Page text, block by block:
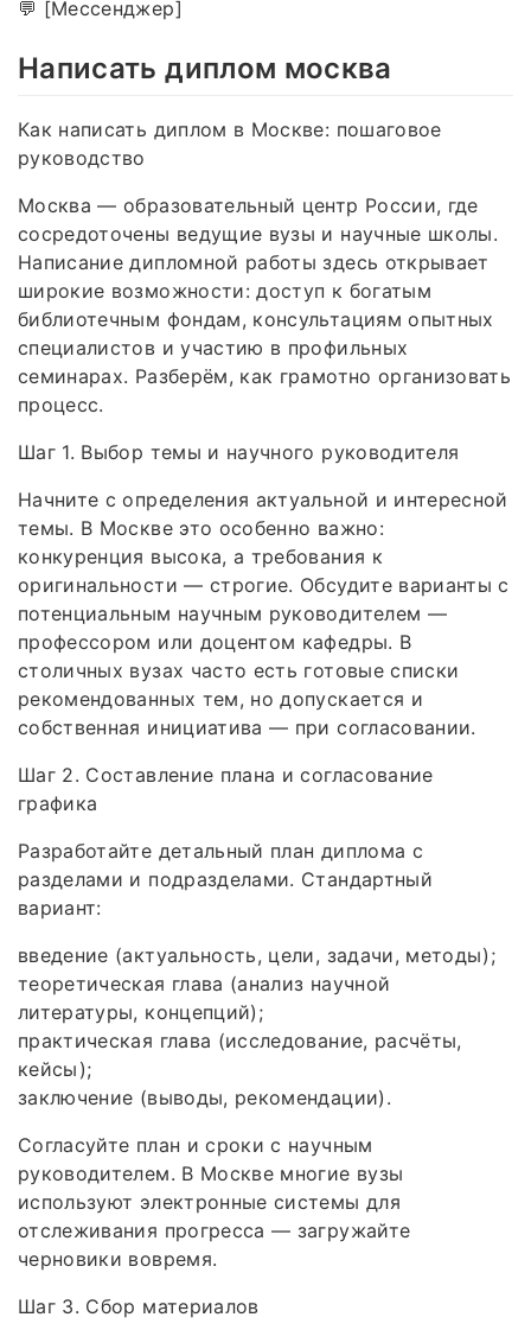
💬 [Мессенджер]
Написать диплом москва
Как написать диплом в Москве: пошаговое
руководство
Москва — образовательный центр России, где
сосредоточены ведущие вузы и научные школы.
Написание дипломной работы здесь открывает
широкие возможности: доступ к богатым
библиотечным фондам, консультациям опытных
специалистов и участию в профильных
семинарах. Разберём, как грамотно организовать
процесс.
Шаг 1. Выбор темы и научного руководителя
Начните с определения актуальной и интересной
темы. В Москве это особенно важно:
конкуренция высока, а требования к
оригинальности — строгие. Обсудите варианты с
потенциальным научным руководителем —
профессором или доцентом кафедры. В
столичных вузах часто есть готовые списки
рекомендованных тем, но допускается и
собственная инициатива — при согласовании.
Шаг 2. Составление плана и согласование
графика
Разработайте детальный план диплома с
разделами и подразделами. Стандартный
вариант:
введение (актуальность, цели, задачи, методы);
теоретическая глава (анализ научной
литературы, концепций);
практическая глава (исследование, расчёты,
кейсы);
заключение (выводы, рекомендации).
Согласуйте план и сроки с научным
руководителем. В Москве многие вузы
используют электронные системы для
отслеживания прогресса — загружайте
черновики вовремя.
Шаг 3. Сбор материалов